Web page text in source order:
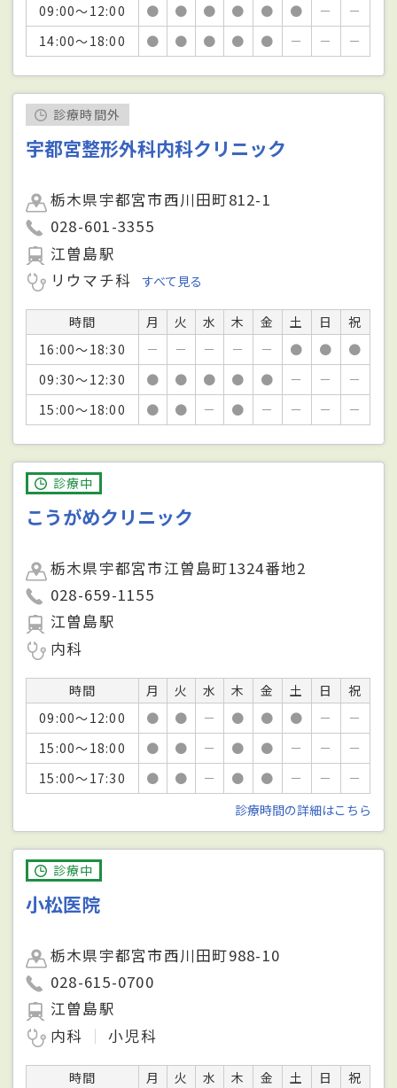
09:00～12:00
● ● ● ● ● ● －
－
14:00～18:00
● ● ● ● ● － － －
診療時間外
宇都宮整形外科内科クリニック
栃木県宇都宮市西川田町812-1
028-601-3355
江曽島駅
リウマチ科
すべて見る
時間 月 火 水 木 金 土 日
祝
16:00～18:30
－ － － － － ● ●
●
09:30～12:30
● ● ● ● ● － －
－
15:00～18:00
● ● － ● － － － －
診療中
こうがめクリニック
栃木県宇都宮市江曽島町1324番地2
028-659-1155
江曽島駅
内科
時間 月 火 水 木 金 土 日
祝
09:00～12:00
● ● － ● ● ● －
－
15:00～18:00
● ● － ● ● － －
－
15:00～17:30
● ● － ● ● － －
－
診療時間の詳細はこちら
診療中
小松医院
栃木県宇都宮市西川田町988-10
028-615-0700
江曽島駅
内科
小児科
時間 月 火 水 木 金 土 日
祝